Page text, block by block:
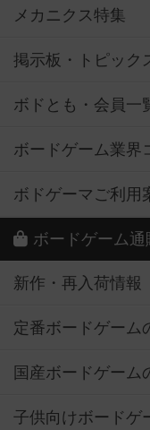
メカニクス特集
掲示板・トピック
ボドとも・会員一
ボードゲーム業界
ボドゲーマご利用
ボードゲーム通
新作・再入荷情報
定番ボードゲーム
国産ボードゲーム
子供向けボードゲ